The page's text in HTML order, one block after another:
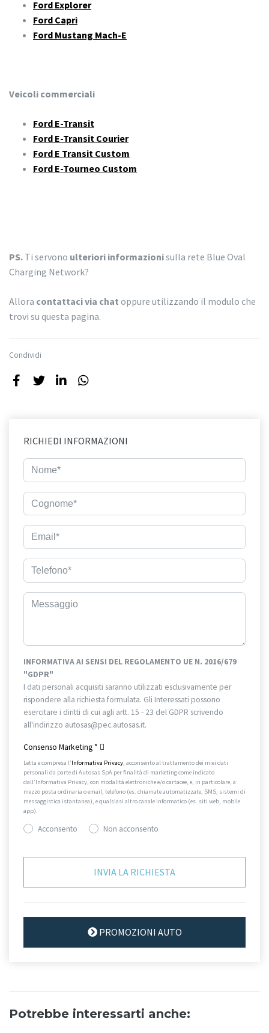
Ford Explorer
Ford Capri
Ford Mustang Mach-E
Veicoli commerciali
Ford E-Transit
Ford E-Transit Courier
Ford E Transit Custom
Ford E-Tourneo Custom
PS. Ti servono ulteriori informazionisulla rete Blue Oval
Charging Network?
Allora contattaci via chat oppure utilizzando il modulo che
trovi su questa pagina.
Condividi
RICHIEDI INFORMAZIONI
INFORMATIVA AI SENSI DEL REGOLAMENTO UE N. 2016/679
"GDPR"
I dati personali acquisiti saranno utilizzati esclusivamente per
rispondere alla richiesta formulata. Gli Interessati possono
esercitare i diritti di cui agli artt. 15 - 23 del GDPR scrivendo
all'indirizzo autosas@pec.autosas.it.
Consenso Marketing *
Letta e compresa l’Informativa Privacy, acconsento al trattamento dei miei dati
personali da parte di Autosas SpA per finalità di marketing come indicato
dall’Informativa Privacy, con modalità elettroniche e/o cartacee, e, in particolare, a
mezzo posta ordinaria o email, telefono (es. chiamate automatizzate, SMS, sistemi di
messaggistica istantanea), e qualsiasi altro canale informatico (es. siti web, mobile
app).
Acconsento Non acconsento
PROMOZIONI AUTO
Potrebbe interessarti anche: